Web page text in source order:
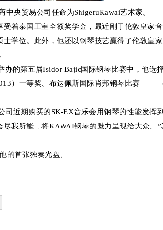
央贸易公司任命为ShigeruKawai艺术家。
着泰国王室全额奖学金，最近刚于伦敦皇家
学位。此外，他还以钢琴技艺赢得了伦敦皇
的第五届Isidor Bajic国际钢琴比赛中，他选
）一等奖、布达佩斯国际肖邦钢琴比赛
近期购买的SK-EX音乐会用钢琴的性能发挥
我所能，将KAWAI钢琴的魅力呈现给大众。
的首张独奏光盘。